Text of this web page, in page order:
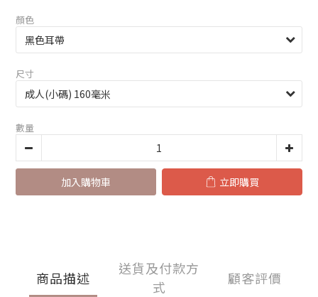
顏色
尺寸
數量
加入購物車 立即購買
商品描述
送貨及付款方
式
顧客評價